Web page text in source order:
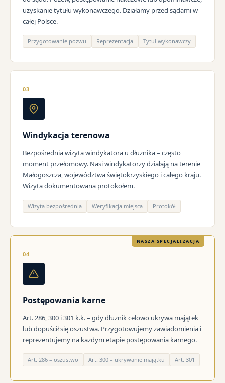
uzyskanie tytułu wykonawczego. Działamy przed sądami w
całej Polsce.
Przygotowanie pozwu Reprezentacja Tytuł wykonawczy
03
Windykacja terenowa
Bezpośrednia wizyta windykatora u dłużnika – często
moment przełomowy. Nasi windykatorzy działają na terenie
Małogoszcza, województwa świętokrzyskiego i całego kraju.
Wizyta dokumentowana protokołem.
Wizyta bezpośrednia Weryfikacja miejsca Protokół
NASZA SPECJALIZACJA
04
Postępowania karne
Art. 286, 300 i 301 k.k. – gdy dłużnik celowo ukrywa majątek
lub dopuścił się oszustwa. Przygotowujemy zawiadomienia i
reprezentujemy na każdym etapie postępowania karnego.
Art. 286 – oszustwo Art. 300 – ukrywanie majątku Art. 301